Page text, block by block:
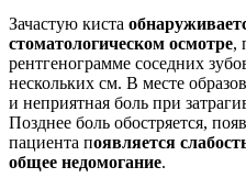
Зачастую киста
стоматологическом осмотре,
рентгенограмме соседних
нескольких см. В месте
и неприятная боль при
Позднее боль обостряется,
пациента появляется
общее недомогание.